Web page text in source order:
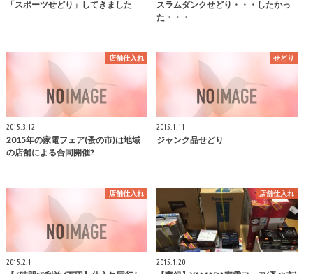
「スポーツせどり」してきました
スラムダンクせどり・・・したかっ
た・・・
店舗仕入れ
2015.3.12
2015年の家電フェア(蚤の市)は地域
の店舗による合同開催?
せどり
2015.1.11
ジャンク品せどり
店舗仕入れ
2015.2.1
店舗仕入れ
2015.1.20